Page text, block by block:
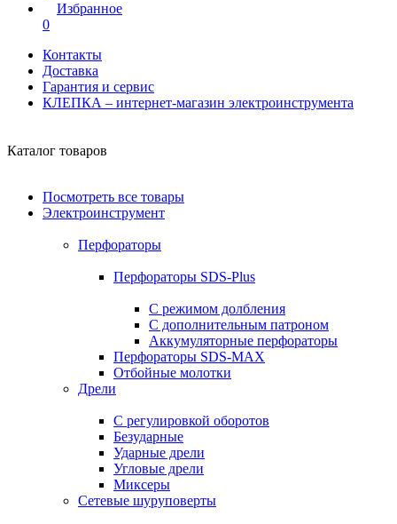
Избранное
0
Контакты
Доставка
Гарантия и сервис
КЛЕПКА – интернет-магазин электроинструмента
Каталог товаров
Посмотреть все товары
Электроинструмент
Перфораторы
Перфораторы SDS-Plus
С режимом долбления
С дополнительным патроном
Аккумуляторные перфораторы
Перфораторы SDS-MAX
Отбойные молотки
Дрели
С регулировкой оборотов
Безударные
Ударные дрели
Угловые дрели
Миксеры
Сетевые шуруповерты